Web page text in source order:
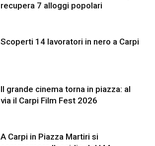
recupera 7 alloggi popolari
Scoperti 14 lavoratori in nero a Carpi
Il grande cinema torna in piazza: al
via il Carpi Film Fest 2026
A Carpi in Piazza Martiri si